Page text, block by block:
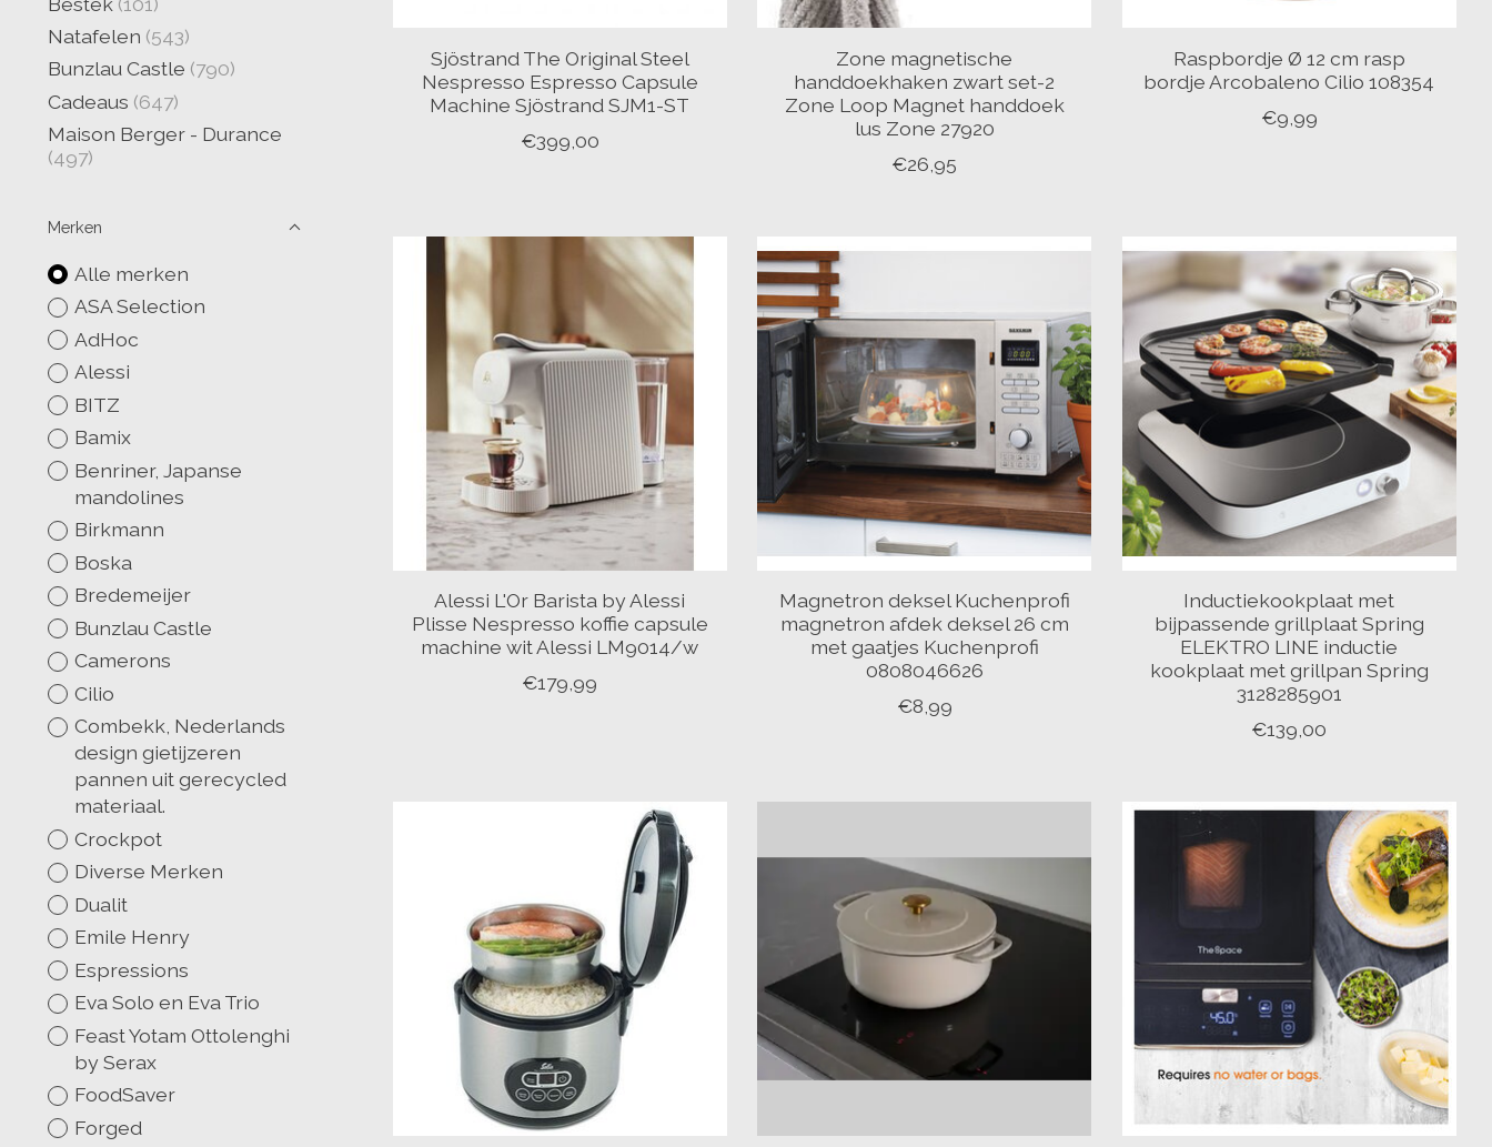
Natafelen (543)
Bunzlau Castle (790)
Cadeaus (647)
Maison Berger - Durance
(497)
Merken
Alle merken
ASA Selection
AdHoc
Alessi
BITZ
Bamix
Benriner, Japanse
mandolines
Birkmann
Boska
Bredemeijer
Bunzlau Castle
Camerons
Cilio
Combekk, Nederlands
design gietijzeren
pannen uit gerecycled
materiaal.
Crockpot
Diverse Merken
Dualit
Emile Henry
Espressions
Eva Solo en Eva Trio
Feast Yotam Ottolenghi
by Serax
FoodSaver
Forged
Sjöstrand The Original Steel
Nespresso Espresso Capsule
Machine Sjöstrand SJM1-ST
€399,00
Zone magnetische
handdoekhaken zwart set-2
Zone Loop Magnet handdoek
lus Zone 27920
€26,95
Raspbordje Ø 12 cm rasp
bordje Arcobaleno Cilio 108354
€9,99
Alessi L'Or Barista by Alessi
Plisse Nespresso koffie capsule
machine wit Alessi LM9014/w
€179,99
Magnetron deksel Kuchenprofi
magnetron afdek deksel 26 cm
met gaatjes Kuchenprofi
0808046626
€8,99
Inductiekookplaat met
bijpassende grillplaat Spring
ELEKTRO LINE inductie
kookplaat met grillpan Spring
3128285901
€139,00